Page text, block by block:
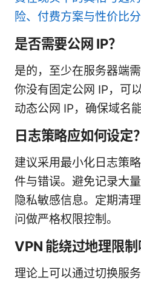
险、付费方案与性价比
是否需要公网 IP？
是的，至少在服务器端
你没有固定公网 IP，可
动态公网 IP，确保域名
日志策略应如何设定？
建议采用最小化日志策
件与错误。避免记录大
隐私敏感信息。定期清
问做严格权限控制。
VPN 能绕过地理限制
理论上可以通过切换服